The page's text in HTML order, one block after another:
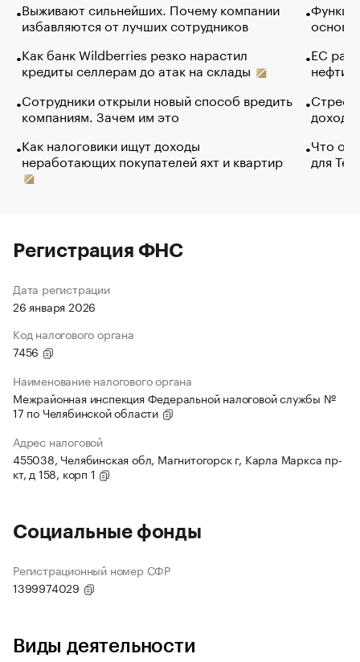
Выживают сильнейших. Почему компании
избавляются от лучших сотрудников
Как банк Wildberries резко нарастил
кредиты селлерам до атак на склады
Сотрудники открыли новый способ вредить
компаниям. Зачем им это
Как налоговики ищут доходы
неработающих покупателей яхт и квартир
основ
ЕС
нефти
Что
для
Регистрация ФНС
Дата регистрации
26 января 2026
Код налогового органа
7456
Наименование налогового органа
Межрайонная инспекция Федеральной налоговой службы №
17 по Челябинской области
Адрес налоговой
455038, Челябинская обл, Магнитогорск г, Карла Маркса пр-
кт, д 158, корп 1
Социальные фонды
Регистрационный номер СФР
1399974029
Виды деятельности